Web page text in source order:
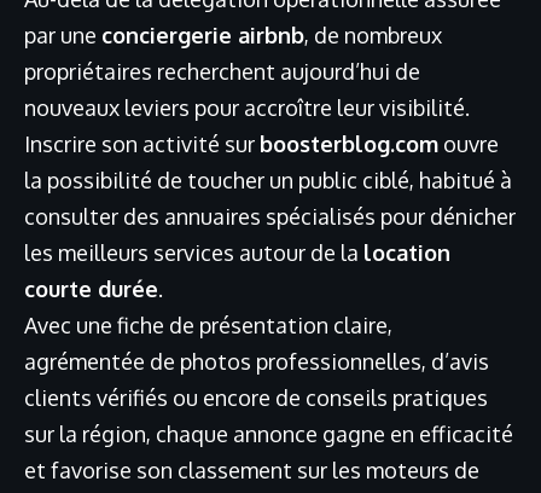
par une conciergerie airbnb, de nombreux
propriétaires recherchent aujourd’hui de
nouveaux leviers pour accroître leur visibilité.
Inscrire son activité sur boosterblog.com ouvre
la possibilité de toucher un public ciblé, habitué à
consulter des annuaires spécialisés pour dénicher
les meilleurs services autour de la location
courte durée.
Avec une fiche de présentation claire,
agrémentée de photos professionnelles, d’avis
clients vérifiés ou encore de conseils pratiques
sur la région, chaque annonce gagne en efficacité
et favorise son classement sur les moteurs de